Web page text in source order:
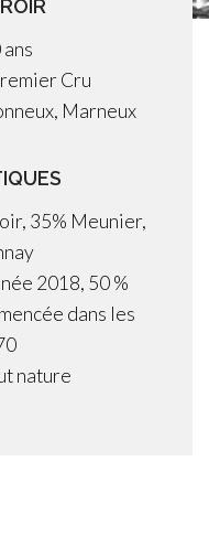
Cru
Marneux
35% Meunier,
2018, 50 %
dans les
nature